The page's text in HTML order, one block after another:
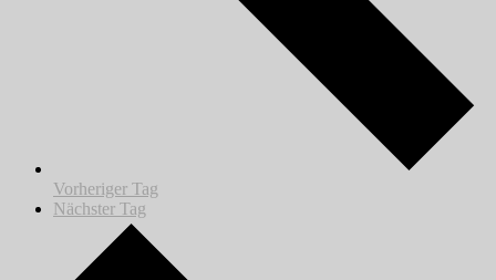
Vorheriger Tag
Nächster Tag